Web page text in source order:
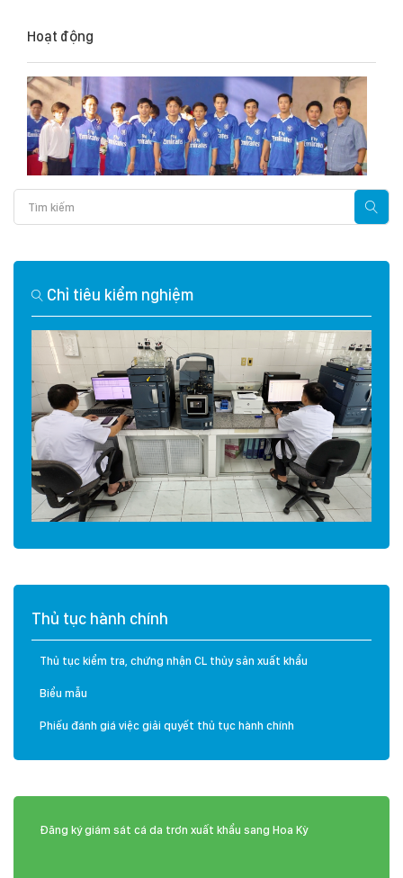
Hoạt động
Chỉ tiêu kiểm nghiệm
Thủ tục hành chính
Thủ tục kiểm tra, chứng nhận CL thủy sản xuất khẩu
Biểu mẫu
Phiếu đánh giá việc giải quyết thủ tục hành chính
Đăng ký giám sát cá da trơn xuất khẩu sang Hoa Kỳ